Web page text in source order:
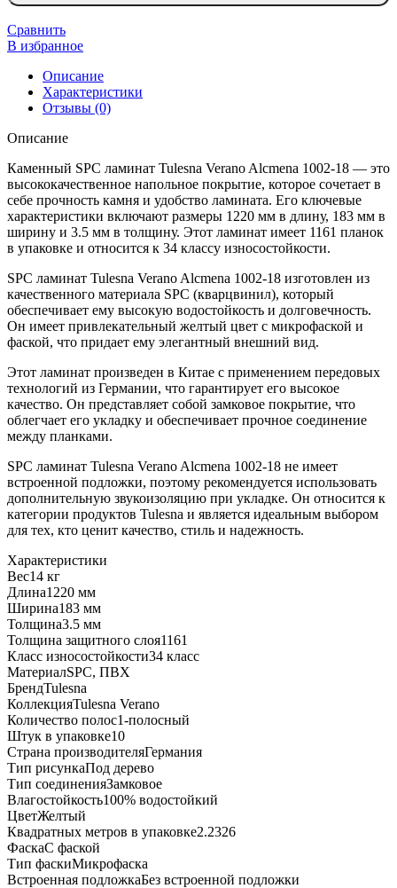
ламинат
Tulesna
Verano
1002-
18
Сравнить
В избранное
Описание
Характеристики
Отзывы (0)
Описание
Каменный SPC ламинат Tulesna Verano Alcmena 1002-18 — это
высококачественное напольное покрытие, которое сочетает в
себе прочность камня и удобство ламината. Его ключевые
характеристики включают размеры 1220 мм в длину, 183 мм в
ширину и 3.5 мм в толщину. Этот ламинат имеет 1161 планок
в упаковке и относится к 34 классу износостойкости.
SPC ламинат Tulesna Verano Alcmena 1002-18 изготовлен из
качественного материала SPC (кварцвинил), который
обеспечивает ему высокую водостойкость и долговечность.
Он имеет привлекательный желтый цвет с микрофаской и
фаской, что придает ему элегантный внешний вид.
Этот ламинат произведен в Китае с применением передовых
технологий из Германии, что гарантирует его высокое
качество. Он представляет собой замковое покрытие, что
облегчает его укладку и обеспечивает прочное соединение
между планками.
SPC ламинат Tulesna Verano Alcmena 1002-18 не имеет
встроенной подложки, поэтому рекомендуется использовать
дополнительную звукоизоляцию при укладке. Он относится к
категории продуктов Tulesna и является идеальным выбором
для тех, кто ценит качество, стиль и надежность.
Характеристики
Вес14 кг
Длина1220 мм
Ширина183 мм
Толщина3.5 мм
Толщина защитного слоя1161
Класс износостойкости34 класс
МатериалSPC, ПВХ
БрендTulesna
КоллекцияTulesna Verano
Количество полос1-полосный
Штук в упаковке10
Страна производителяГермания
Тип рисункаПод дерево
Тип соединенияЗамковое
Влагостойкость100% водостойкий
ЦветЖелтый
Квадратных метров в упаковке2.2326
ФаскаС фаской
Тип фаскиМикрофаска
Встроенная подложкаБез встроенной подложки